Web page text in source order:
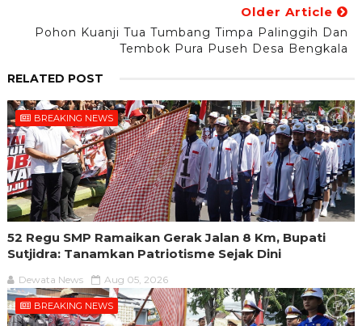
Older Article
Pohon Kuanji Tua Tumbang Timpa Palinggih Dan
Tembok Pura Puseh Desa Bengkala
RELATED POST
BREAKING NEWS
52 Regu SMP Ramaikan Gerak Jalan 8 Km, Bupati
Sutjidra: Tanamkan Patriotisme Sejak Dini
Dewata News Aug 05, 2026
BREAKING NEWS